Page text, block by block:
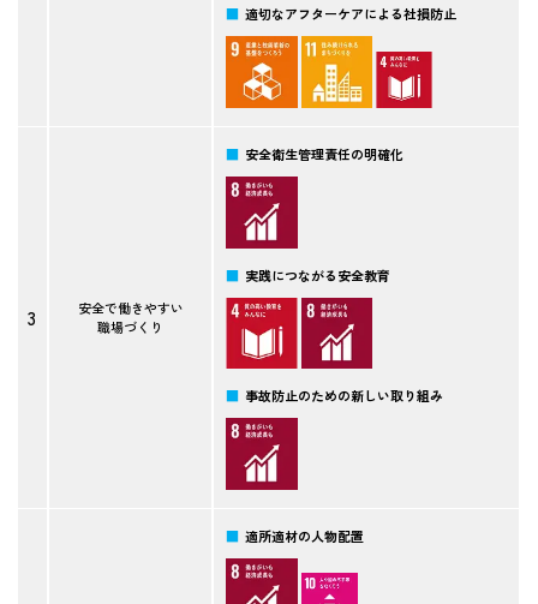
適切なアフターケアによる社損防止
3
安全で働きやすい
職場づくり
安全衛生管理責任の明確化
実践につながる安全教育
事故防止のための新しい取り組み
適所適材の人物配置